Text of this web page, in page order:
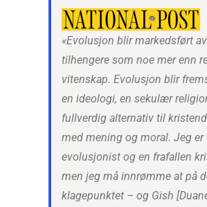
«Evolusjon blir markedsført
tilhengere som noe mer enn
vitenskap. Evolusjon blir
en ideologi, en sekulær
fullverdig alternativ til
med mening og moral. Jeg er
evolusjonist og en frafallen
men jeg må innrømme at på
klagepunktet – og Gish